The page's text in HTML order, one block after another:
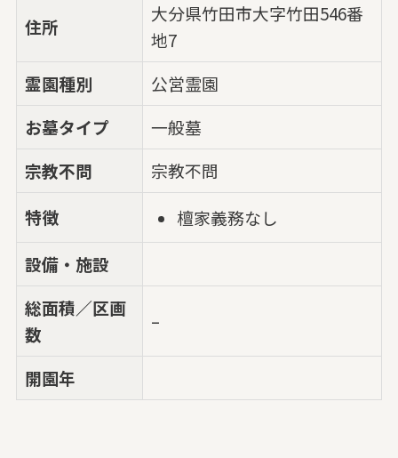
住所
大分県竹田市大字竹田546番
地7
霊園種別
公営霊園
お墓タイプ
一般墓
宗教不問
宗教不問
特徴
檀家義務なし
設備・施設
総面積／区画
数
–
開園年